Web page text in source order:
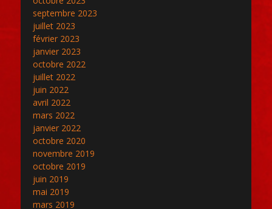
septembre 2023
juillet 2023
février 2023
janvier 2023
octobre 2022
juillet 2022
juin 2022
avril 2022
mars 2022
janvier 2022
octobre 2020
novembre 2019
octobre 2019
juin 2019
mai 2019
mars 2019